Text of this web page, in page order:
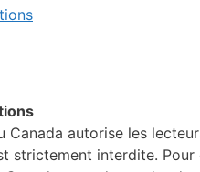
Canada autorise les
strictement interdite.